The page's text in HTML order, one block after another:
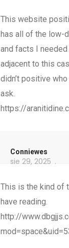
This website
has all of the low-
and facts I needed
adjacent to this
didn’t positive
ask.
https://
Conniewes
sie 29, 2025
This is the kind of
have reading.
http://